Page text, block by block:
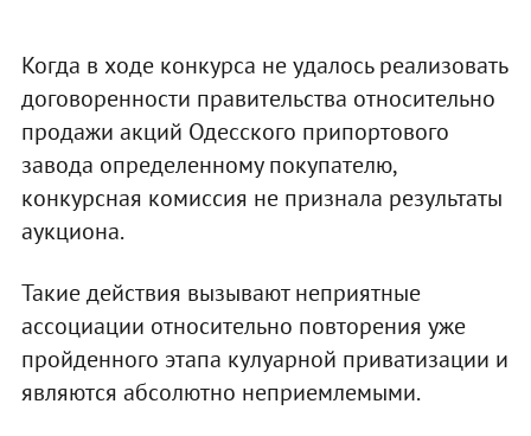
Когда в ходе конкурса не удалось реализовать
договоренности правительства относительно
продажи акций Одесского припортового
завода определенному покупателю,
конкурсная комиссия не признала результаты
аукциона.
Такие действия вызывают неприятные
ассоциации относительно повторения уже
пройденного этапа кулуарной приватизации и
являются абсолютно неприемлемыми.